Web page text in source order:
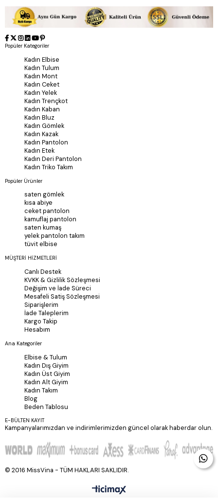
Popüler Kategoriler
Kadın Elbise
Kadın Tulum
Kadın Mont
Kadın Ceket
Kadın Yelek
Kadın Trençkot
Kadın Kaban
Kadın Bluz
Kadın Gömlek
Kadın Kazak
Kadın Pantolon
Kadın Etek
Kadın Deri Pantolon
Kadın Triko Takım
Popüler Ürünler
saten gömlek
kısa abiye
ceket pantolon
kamuflaj pantolon
saten kumaş
yelek pantolon takım
tüvit elbise
MÜŞTERİ HİZMETLERİ
Canlı Destek
KVKK & Gizlilik Sözleşmesi
Değişim ve İade Süreci
Mesafeli Satiş Sözleşmesi
Siparişlerim
İade Taleplerim
Kargo Takip
Hesabım
Ana Kategoriler
Elbise & Tulum
Kadın Dış Giyim
Kadın Üst Giyim
Kadın Alt Giyim
Kadın Takım
Blog
Beden Tablosu
E-BÜLTEN KAYIT
Kampanyalarımızdan ve indirimlerimizden güncel olarak haberdar olun.
© 2016 MissVina - TÜM HAKLARI SAKLIDIR.